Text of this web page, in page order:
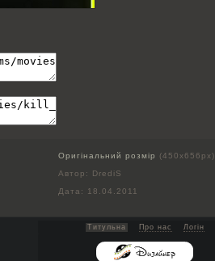
Оригінальний розмір
(450x656px)
Автор: DrediS
Дата: 18.04.2011
Титульна Про нас Логін